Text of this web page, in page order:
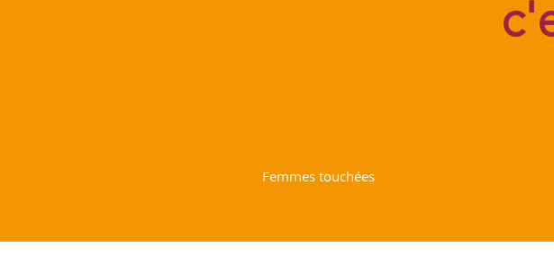
Femmes touchées